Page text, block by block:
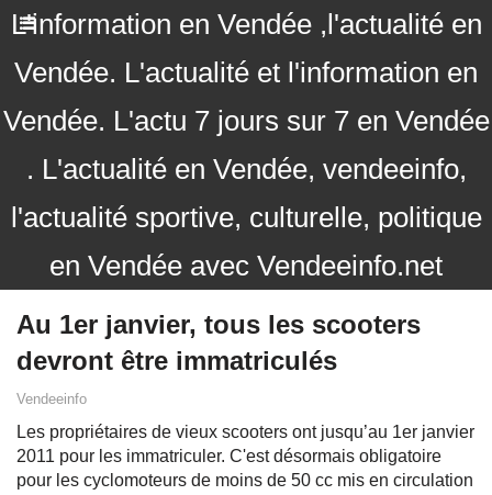
L'information en Vendée ,l'actualité en
Vendée. L'actualité et l'information en
Vendée. L'actu 7 jours sur 7 en Vendée
. L'actualité en Vendée, vendeeinfo,
l'actualité sportive, culturelle, politique
en Vendée avec Vendeeinfo.net
Au 1er janvier, tous les scooters
devront être immatriculés
Vendeeinfo
Les propriétaires de vieux scooters ont jusqu’au 1er janvier
2011 pour les immatriculer. C'est désormais obligatoire
pour les cyclomoteurs de moins de 50 cc mis en circulation